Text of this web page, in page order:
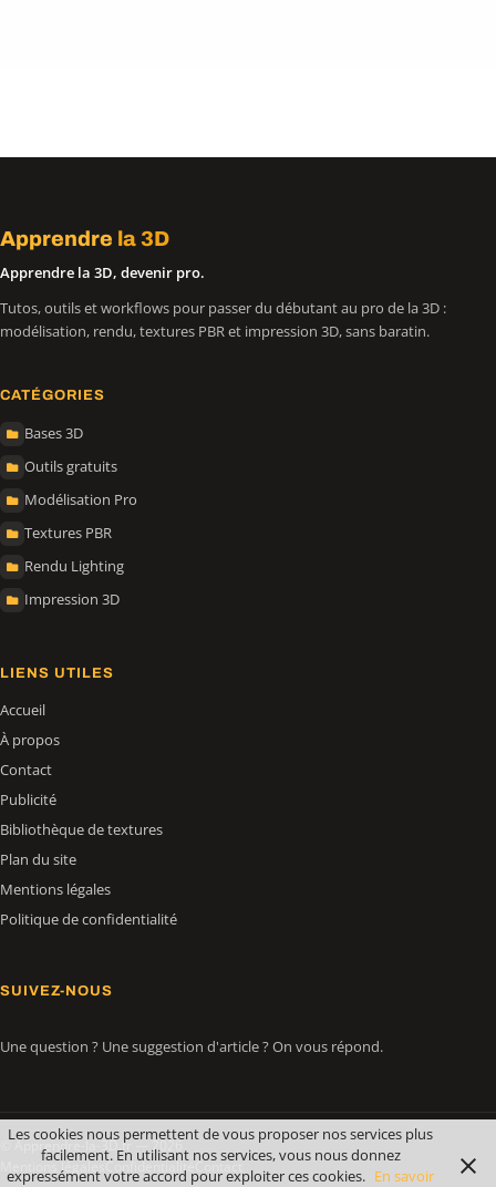
Apprendre la 3D
Apprendre la 3D, devenir pro.
Tutos, outils et workflows pour passer du débutant au pro de la 3D :
modélisation, rendu, textures PBR et impression 3D, sans baratin.
CATÉGORIES
Bases 3D
Outils gratuits
Modélisation Pro
Textures PBR
Rendu Lighting
Impression 3D
LIENS UTILES
Accueil
À propos
Contact
Publicité
Bibliothèque de textures
Plan du site
Mentions légales
Politique de confidentialité
SUIVEZ-NOUS
Une question ? Une suggestion d'article ? On vous répond.
© Apprendre-la-3D.fr — 2026
Mentions légalesConfidentialitéContact
Les cookies nous permettent de vous proposer nos services plus
facilement. En utilisant nos services, vous nous donnez
expressément votre accord pour exploiter ces cookies. En savoir